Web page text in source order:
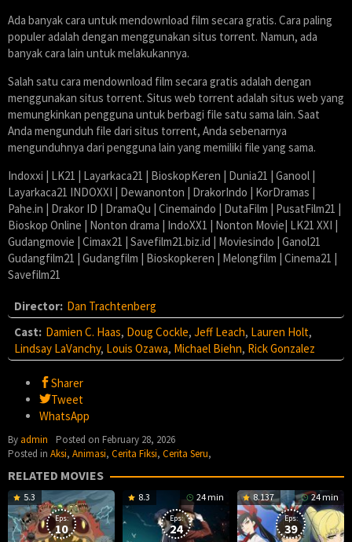
Ada banyak cara untuk mendownload film secara gratis. Cara paling
populer adalah dengan menggunakan situs torrent. Namun, ada
banyak cara lain untuk melakukannya.
Salah satu cara mendownload film secara gratis adalah dengan
menggunakan situs torrent. Situs web torrent adalah situs web yang
memungkinkan pengguna untuk berbagi file satu sama lain. Saat
Anda mengunduh file dari situs torrent, Anda sebenarnya
mengunduhnya dari pengguna lain yang memiliki file yang sama.
Indoxxi | LK21 | Layarkaca21 | BioskopKeren | Dunia21 | Ganool |
Layarkaca21 INDOXXI | Dewanonton | DrakorIndo | KorDramas |
Pahe.in | Drakor ID | DramaQu | Cinemaindo | DutaFilm | PusatFilm21 |
Bioskop Online | Nonton drama | IndoXX1 | Nonton Movie| LK21 XXI |
Gudangmovie | Cimax21 | Savefilm21.biz.id | Moviesindo | Ganol21
Gudangfilm21 | Gudangfilm | Bioskopkeren | Melongfilm | Cinema21 |
Savefilm21
Director: Dan Trachtenberg
Cast: Damien C. Haas, Doug Cockle, Jeff Leach, Lauren Holt,
Lindsay LaVanchy, Louis Ozawa, Michael Biehn, Rick Gonzalez
Sharer
Tweet
WhatsApp
By admin Posted on February 28, 2026
Posted in Aksi, Animasi, Cerita Fiksi, Cerita Seru,
RELATED MOVIES
5.3
Eps:
10
8.3 24 min
Eps:
24
8.137 24 min
Eps:
39